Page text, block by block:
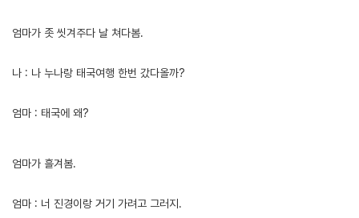
엄마가 좃 씻겨주다 날 쳐다봄.
나 : 나 누나랑 태국여행 한번 갔다올까?
엄마 : 태국에 왜?
엄마가 흘겨봄.
엄마 : 너 진경이랑 거기 가려고 그러지.